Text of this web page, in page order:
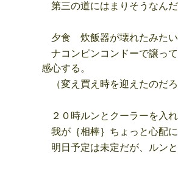
第三の道にはまりそうなん
夕食 炊飯器が壊れたみたい
ナコンピンコンドーで譲っ
感心する。
（変え買え時を迎えたのだろ
２０時ルンとクーラーを入
我が｛相棒｝ちょっと心配に
明日予定は未定だが、ルンと